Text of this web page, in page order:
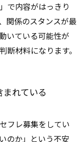
で内容がはっきり
関係のスタンスが最
いている可能性が
材料になります。
れている
フレ募集をしてい
のか」という不安